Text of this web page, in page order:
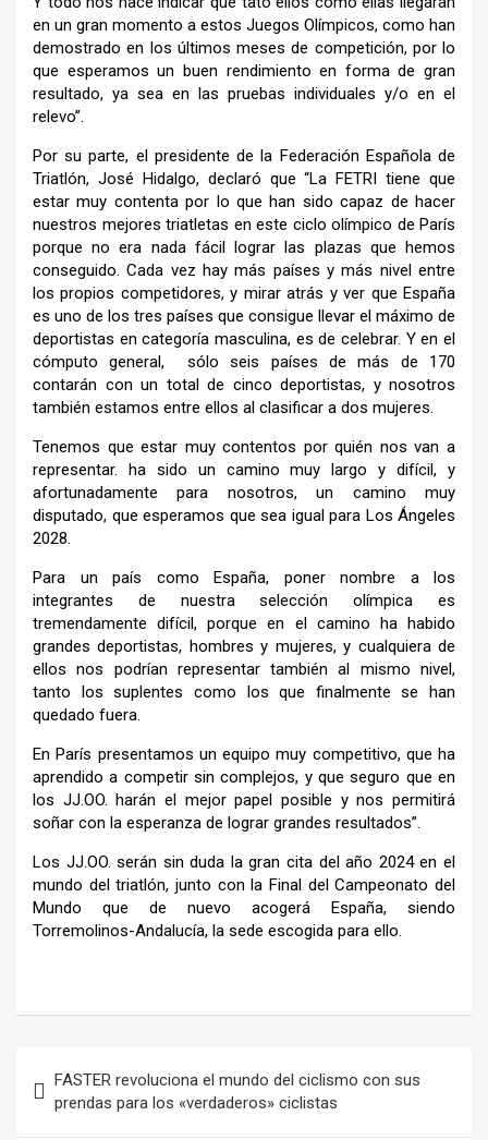
en un gran momento a estos Juegos Olímpicos, como han
demostrado en los últimos meses de competición, por lo
que esperamos un buen rendimiento en forma de gran
resultado, ya sea en las pruebas individuales y/o en el
relevo”.
Por su parte, el presidente de la Federación Española de
Triatlón, José Hidalgo, declaró que “La FETRI tiene que
estar muy contenta por lo que han sido capaz de hacer
nuestros mejores triatletas en este ciclo olímpico de París
porque no era nada fácil lograr las plazas que hemos
conseguido. Cada vez hay más países y más nivel entre
los propios competidores, y mirar atrás y ver que España
es uno de los tres países que consigue llevar el máximo de
deportistas en categoría masculina, es de celebrar. Y en el
cómputo general, sólo seis países de más de 170
contarán con un total de cinco deportistas, y nosotros
también estamos entre ellos al clasificar a dos mujeres.
Tenemos que estar muy contentos por quién nos van a
representar. ha sido un camino muy largo y difícil, y
afortunadamente para nosotros, un camino muy
disputado, que esperamos que sea igual para Los Ángeles
2028.
Para un país como España, poner nombre a los
integrantes de nuestra selección olímpica es
tremendamente difícil, porque en el camino ha habido
grandes deportistas, hombres y mujeres, y cualquiera de
ellos nos podrían representar también al mismo nivel,
tanto los suplentes como los que finalmente se han
quedado fuera.
En París presentamos un equipo muy competitivo, que ha
aprendido a competir sin complejos, y que seguro que en
los JJ.OO. harán el mejor papel posible y nos permitirá
soñar con la esperanza de lograr grandes resultados”.
Los JJ.OO. serán sin duda la gran cita del año 2024 en el
mundo del triatlón, junto con la Final del Campeonato del
Mundo que de nuevo acogerá España, siendo
Torremolinos-Andalucía, la sede escogida para ello.
de
entradas
FASTER revoluciona el mundo del ciclismo con sus
prendas para los «verdaderos» ciclistas